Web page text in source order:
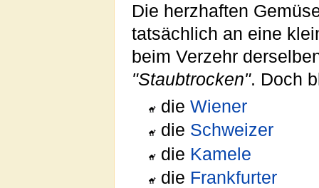
Die herzhaften
tatsächlich an eine
beim Verzehr
"Staubtrocken". Doch
die Wiener
die Schweizer
die Kamele
die Frankfurter